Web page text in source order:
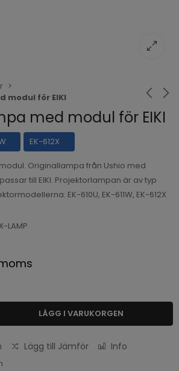
modul för EIKI
med modul för EIKI
EK-612X
Originallampa från Ushio med
till EIKI. Projektorlampan är av typ
EK-610U, EK-611W, EK-612X
LAMP
LÄGG I VARUKORGEN
Lägg till Jämför Info